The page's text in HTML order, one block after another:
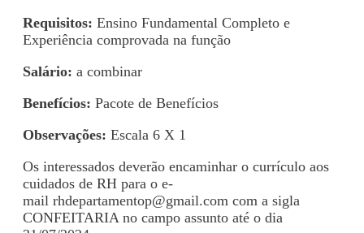
Requisitos: Ensino Fundamental Completo e
Experiência comprovada na função
Salário: a combinar
Benefícios: Pacote de Benefícios
Observações: Escala 6 X 1
Os interessados deverão encaminhar o currículo aos
cuidados de RH para o e-
mail rhdepartamentop@gmail.com com a sigla
CONFEITARIA no campo assunto até o dia